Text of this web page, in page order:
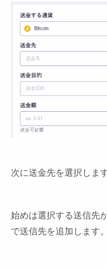
次に送金先を選択します
始めは選択する送信先
で送信先を追加します。